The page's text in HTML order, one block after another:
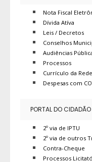
Nota Fiscal
Dívida Atíva
Leis / Decretos
Conselhos
Audiências
Processos
Currículo da
Despesas com
PORTAL DO CIDADÃO
2º via de IPTU
2º via de outros
Contra-Cheque
Processos